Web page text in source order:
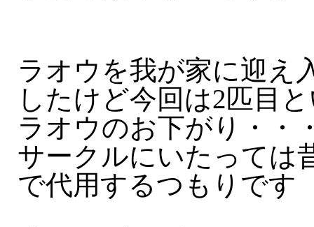
ラオウを我が家に迎え
したけど今回は2匹目
ラオウのお下がり・・
サークルにいたっては
で代用するつもりです